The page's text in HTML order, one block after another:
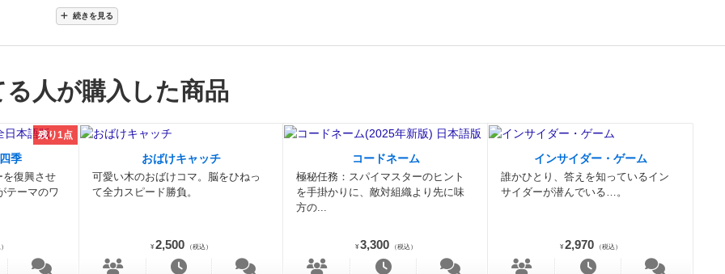
番では「カードを2枚プレイしてビール瓶を配置する。」
札補充)。」のどちらかをします。
置するエリアを示し、2枚目は示したエリア内のどの数字マスにビール瓶
後に実行できます。カード効果は、2枚目のカード効果のみが適用されま
す。カード効果により追加でビール瓶を配置したりビール瓶をエリア内や
エリア外に移動したり交換したりとがあります。
ていき、配置しにくくなってくるのでビール瓶を移動させたりする効果は
終盤も使い勝手はよかったです。
パスをするでは、好きな枚数の手札を捨
今回は2人で遊びましたので、
ましたが、時にはうまく使ってエリアマジョリティ争いに参加させて混戦
模様になりました。
最後はビール瓶がたくさん並びまして、フェスタは賑
続きを見る
人が購入した商品
残り1点
季
を復興させ
テーマのワ
おばけキャッチ
可愛い木のおばけコマ。脳をひねっ
て全力スピード勝負。
¥ 2,500 （税込）
コードネーム
極秘任務：スパイマスターのヒント
を手掛かりに、敵対組織より先に味
方の...
¥ 3,300 （税込）
インサイダー・ゲーム
誰かひとり、答えを知っているイン
サイダーが潜んでいる…。
¥ 2,970 （税込）